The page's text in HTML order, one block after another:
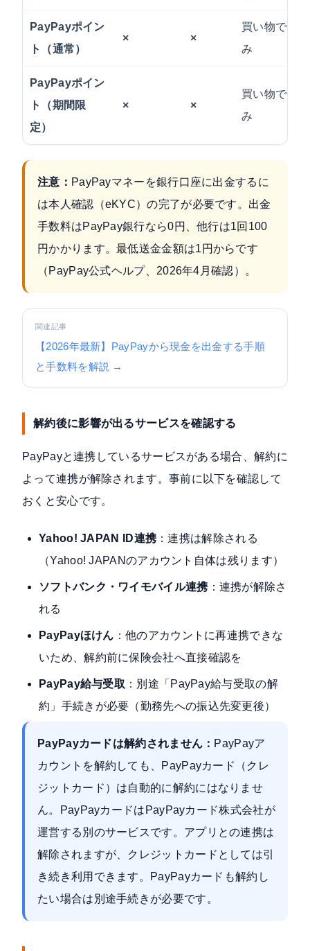
PayPayポイン
ト（通常）
× ×
買い物で使
み
PayPayポイン
ト（期間限
定）
× ×
買い物で使
み
注意： PayPayマネーを銀行口座に出金する に
は本人確認（eKYC）の完了が必要です。出金
手数料はPayPay銀行なら0円、他行は1回100
円かかります。最低送金金額は1円からです
（ PayPay公式ヘルプ、2026年4月確認）。
関連記事
【2026年最新】PayPayから現金を出金する手順
と手数料を解説 →
解約後に影響が出るサービスを確認する
PayPayと連携しているサービスがある場合、解約に
よって連携が解除されます。事前に以下を確認して
おくと安心です。
Yahoo! JAPAN ID連携 ：連携は解除される
（Yahoo! JAPANのアカウント自体は残ります）
ソフトバンク・ワイモバイル連携 ：連携が解除さ
れる
PayPayほけん ：他のアカウントに再連携できな
いため、解約前に保険会社へ直接確認を
PayPay給与受取 ：別途「PayPay給与受取の解
約」手続きが必要（勤務先への振込先変更後）
PayPayカードは解約されません： PayPayア
カウントを解約しても、PayPayカード（クレ
ジットカード）は自動的に解約にはなりませ
ん。PayPayカードはPayPayカード株式会社が
運営する別のサービスです。アプリとの連携は
解除されますが、クレジットカードとしては引
き続き利用できます。PayPayカードも解約し
たい場合は別途手続きが必要です。